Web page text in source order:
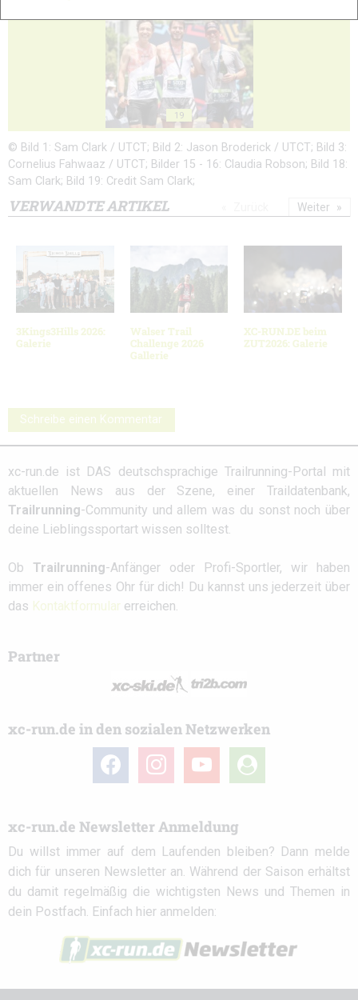
19
© Bild 1: Sam Clark / UTCT; Bild 2: Jason Broderick / UTCT; Bild 3:
Cornelius Fahwaaz / UTCT; Bilder 15 - 16: Claudia Robson; Bild 18:
Sam Clark; Bild 19: Credit Sam Clark;
VERWANDTE ARTIKEL
3Kings3Hills 2026:
Galerie
Walser Trail
Challenge 2026
Gallerie
XC-RUN.DE beim
ZUT2026: Galerie
Weiter
Schreibe einen Kommentar
xc-run.de ist DAS deutschsprachige Trailrunning-Portal mit
aktuellen News aus der Szene, einer Traildatenbank,
Trailrunning-Community und allem was du sonst noch über
deine Lieblingssportart wissen solltest.
Ob Trailrunning-Anfänger oder Profi-Sportler, wir haben
immer ein offenes Ohr für dich! Du kannst uns jederzeit über
das Kontaktformular erreichen.
Partner
xc-run.de in den sozialen Netzwerken
facebook instagramyoutube
user-
circle
xc-run.de Newsletter Anmeldung
Du willst immer auf dem Laufenden bleiben? Dann melde
dich für unseren Newsletter an. Während der Saison erhältst
du damit regelmäßig die wichtigsten News und Themen in
dein Postfach. Einfach hier anmelden: